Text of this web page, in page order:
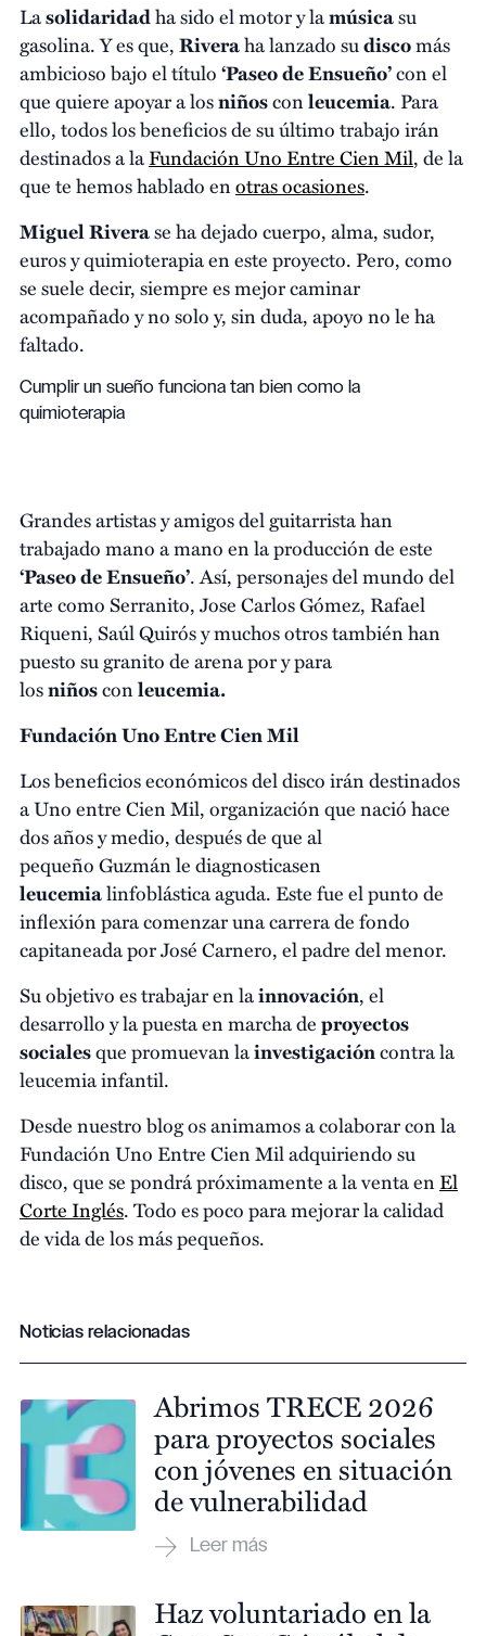
Lasolidaridadha sido el motor y lamúsicasu
gasolina. Y es que,Riveraha lanzado sudiscomás
ambicioso bajo el título‘Paseo de Ensueño’con el
que quiere apoyar a losniñosconleucemia. Para
ello, todos los beneficios de su último trabajo irán
destinados a laFundación Uno Entre Cien Mil, de la
que te hemos hablado enotras ocasiones.
Miguel Riverase ha dejado cuerpo, alma, sudor,
euros y quimioterapia en este proyecto. Pero, como
se suele decir, siempre es mejor caminar
acompañado y no solo y, sin duda, apoyo no le ha
faltado.
Cumplir un sueño funciona tan bien como la
quimioterapia
Grandes artistas y amigos del guitarrista han
trabajado mano a mano en la producción de este
‘Paseo de Ensueño’. Así, personajes del mundo del
arte como Serranito, Jose Carlos Gómez, Rafael
Riqueni, Saúl Quirós y muchos otros también han
puesto su granito de arena por y para
losniñosconleucemia.
Fundación Uno Entre Cien Mil
Los beneficios económicos del disco irán destinados
a Uno entre Cien Mil, organización que nació hace
dos años y medio, después de que al
pequeño Guzmán le diagnosticasen
leucemialinfoblástica aguda. Este fue el punto de
inflexión para comenzar una carrera de fondo
capitaneada por José Carnero, el padre del menor.
Su objetivo es trabajar en lainnovación, el
desarrollo y la puesta en marcha deproyectos
socialesque promuevan lainvestigacióncontra la
leucemia infantil.
Desde nuestro blog os animamos a colaborar con la
Fundación Uno Entre Cien Mil adquiriendo su
disco, que se pondrá próximamente a la venta enEl
Corte Inglés. Todo es poco para mejorar la calidad
de vida de los más pequeños.
Noticias relacionadas
Abrimos TRECE 2026
para proyectos sociales
con jóvenes en situación
de vulnerabilidad
Haz voluntariado en la